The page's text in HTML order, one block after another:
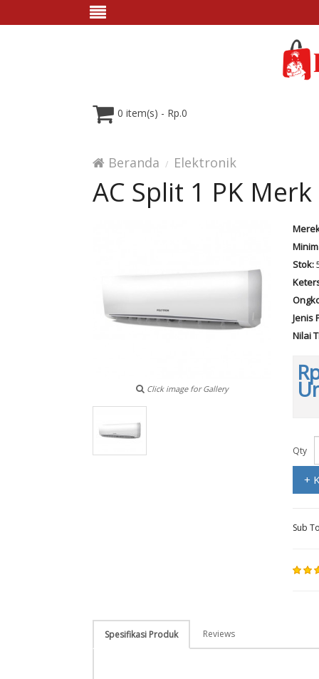
0 item(s) - Rp.0
Beranda Elektronik
AC Split 1 PK
Click image for Gallery
Stok:
Jenis
Nilai
Qty
+
Sub
Spesifikasi Produk Reviews